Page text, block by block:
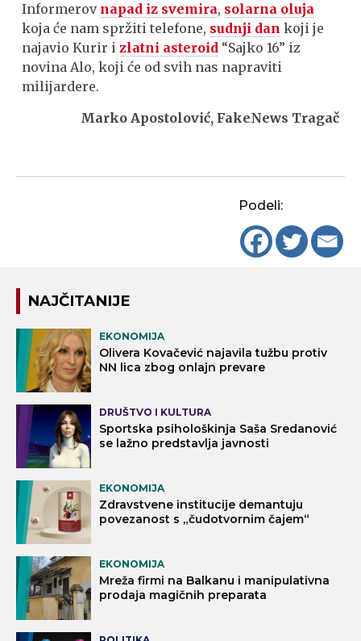
Informerov napad iz svemira, solarna oluja
koja će nam spržiti telefone, sudnji dan koji je
najavio Kurir izlatni asteroid “Sajko 16” iz
novina Alo, koji će od svih nas napraviti
milijardere.
Marko Apostolović, FakeNews Tragač
Podeli:
NAJČITANIJE
EKONOMIJA
Olivera Kovačević najavila tužbu protiv
NN lica zbog onlajn prevare
DRUŠTVO I KULTURA
Sportska psihološkinja Saša Sredanović
se lažno predstavlja javnosti
EKONOMIJA
Zdravstvene institucije demantuju
povezanost s „čudotvornim čajem“
EKONOMIJA
Mreža firmi na Balkanu i manipulativna
prodaja magičnih preparata